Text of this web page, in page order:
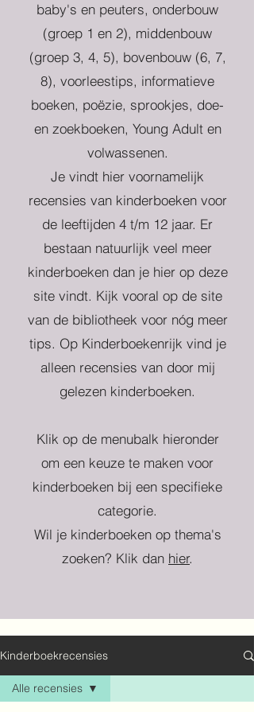
baby's en peuters, onderbouw
(groep 1 en 2), middenbouw
(groep 3, 4, 5), bovenbouw (6, 7,
8), voorleestips, informatieve
boeken, poëzie, sprookjes, doe-
en zoekboeken, Young Adult en
volwassenen.
Je vindt hier voornamelijk
recensies van kinderboeken voor
de leeftijden 4 t/m 12 jaar. Er
bestaan natuurlijk veel meer
kinderboeken dan je hier op deze
site vindt. Kijk vooral op de site
van de bibliotheek voor nóg meer
tips. Op Kinderboekenrijk vind je
alleen recensies van door mij
gelezen kinderboeken.
Klik op de menubalk hieronder
om een keuze te maken voor
kinderboeken bij een specifieke
categorie.
Wil je kinderboeken op thema's
zoeken? Klik dan hier.
Kinderboekrecensies
Alle recensies